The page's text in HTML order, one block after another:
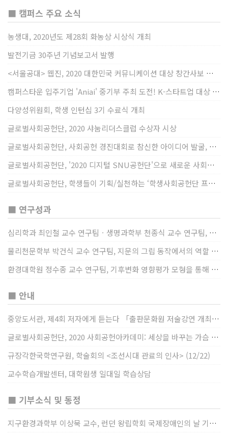
■ 캠퍼스 주요 소식
농생대, 2020년도 제28회 화농상 시상식 개최
발전기금 30주년 기념보고서 발행
<서울공대> 웹진, 2020 대한민국 커뮤니케이션 대상 창간사보 부문 최우수상 선정
캠퍼스타운 입주기업 'Aniai' 중기부 주최 도전! K-스타트업 대상 수상
다양성위원회, 학생 인턴십 3기 수료식 개최
글로벌사회공헌단, 2020 샤눔리더스클럽 수상자 시상
글로벌사회공헌단, 사회공헌 경진대회로 참신한 아이디어 발굴, 지원
글로벌사회공헌단, '2020 디지털 SNU공헌단'으로 새로운 사회공헌에 도전
글로벌사회공헌단, 학생들이 기획/실천하는 ‘학생사회공헌단 프로젝트’ 진행
■ 연구성과
심리학과 최인철 교수 연구팀ㆍ생명과학부 천종식 교수 연구팀, 장내 마이크로바이옴과 정서적 웰빙간 관계 규명
물리천문학부 박건식 교수 연구팀, 지문의 그립 동작에서의 역할 및 원리 규명
환경대학원 정수종 교수 연구팀, 기후변화 영향평가 모형을 통해 기후변화에 따른 급격한 토양수분의 감소가 발생하는 지역과 시간을 규명
■ 안내
중앙도서관, 제4회 저자에게 듣는다 「출판문화원 저술강연 개최」(12/17)
글로벌사회공헌단, 2020 사회공헌아카데미: 세상을 바꾸는 가슴 따뜻한 나눔(12/23~24)
규장각한국학연구원, 학술회의 <조선시대 관료의 인사> (12/22)
교수학습개발센터, 대학원생 일대일 학습상담
■ 기부소식 및 동정
지구환경과학부 이상묵 교수, 런던 왕립학회 국제장애인의 날 기념 “전 세계 장애가 있는 과학자”에 소개